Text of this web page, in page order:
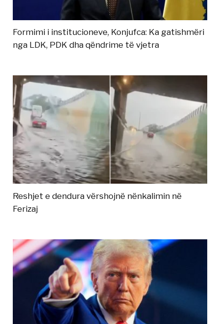
Formimi i institucioneve, Konjufca: Ka gatishmëri
nga LDK, PDK dha qëndrime të vjetra
Reshjet e dendura vërshojnë nënkalimin në
Ferizaj